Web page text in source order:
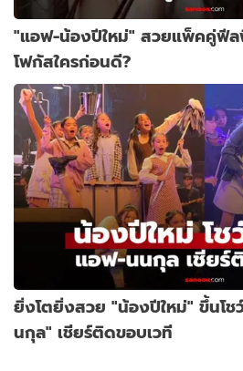
"แอฟ-น้องปีใหม่" สวยแพ็คคู่ฟีล
โฟกัสใครก่อนดี?
ยิ่งโตยิ่งสวย "น้องปีใหม่" ขึ้นโช
นกุล" เชียร์ติดขอบเวที